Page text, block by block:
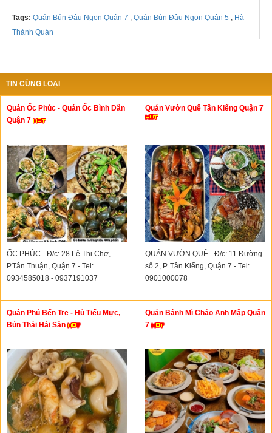
Tags: Quán Bún Đậu Ngon Quận 7 , Quán Bún Đậu Ngon Quận 5 , Hà
Thành Quán
TIN CÙNG LOẠI
Quán Ốc Phúc - Quán Ốc Bình Dân
Quận 7
ỐC PHÚC - Đ/c: 28 Lê Thị Chợ,
P.Tân Thuận, Quận 7 - Tel:
0934585018 - 0937191037
Quán Vườn Quê Tân Kiểng Quận 7
QUÁN VƯỜN QUÊ - Đ/c: 11 Đường
số 2, P. Tân Kiểng, Quận 7 - Tel:
0901000078
Quán Phú Bến Tre - Hủ Tiếu Mực,
Bún Thái Hải Sản
Quán Bánh Mì Chảo Anh Mập Quận
7